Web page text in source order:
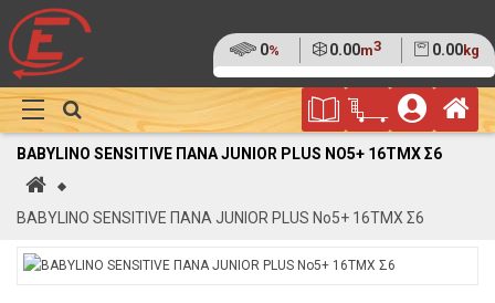
Ποσοστό
της
παλέτας
0% Όγκος
0.00m3 Βάρος
0.00kg
(0%)
Φυλλάδιο
Προσφορών
Καλάθι
Αγορών
Show
Megamenu
BABYLINO SENSITIVE ΠΑΝΑ JUNIOR PLUS ΝΟ5+ 16ΤΜΧ Σ6
Αρχική
BABYLINO SENSITIVE ΠΑΝΑ JUNIOR PLUS Νο5+ 16ΤΜΧ Σ6